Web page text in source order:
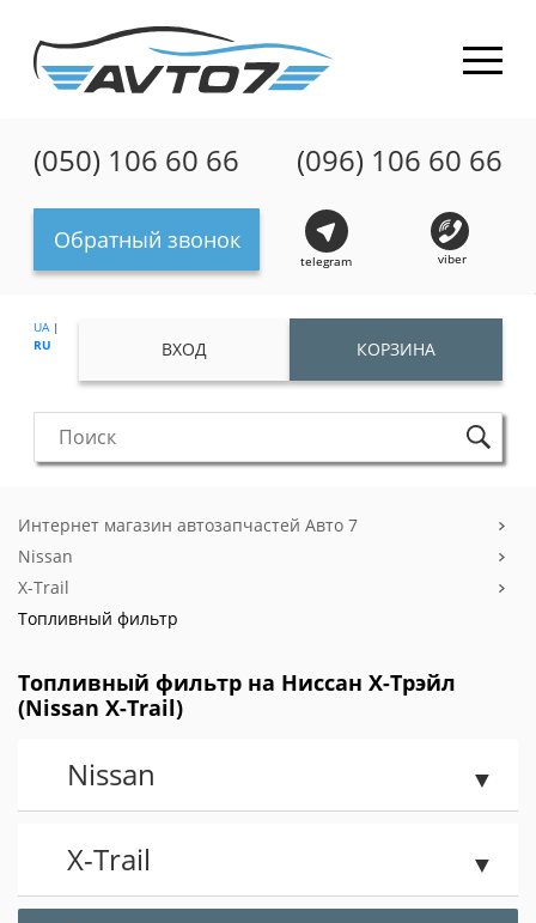
(050) 106 60 66 (096) 106 60 66
Обратный звонок
telegram viber
UA|
RU
ВХОД КОРЗИНА
Интернет магазин автозапчастей Авто 7
Nissan
X-Trail
Топливный фильтр
Топливный фильтр на Ниссан X-Трэйл
(Nissan X-Trail)
Nissan
X-Trail